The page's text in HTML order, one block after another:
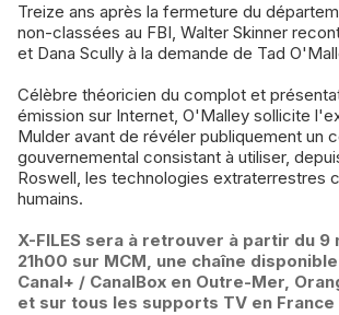
Treize ans après la fermeture du
non-classées au FBI, Walter Skinner
et Dana Scully à la demande de Tad
Célèbre théoricien du complot et
émission sur Internet, O'Malley sollicite
Mulder avant de révéler publiquement un
gouvernemental consistant à utiliser,
Roswell, les technologies extraterrestres
humains.
X-FILES sera à retrouver à partir du 9
21h00 sur MCM, une chaîne
Canal+ / CanalBox en Outre-Mer,
et sur tous les supports TV en